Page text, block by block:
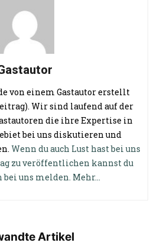
von einem Gastautor erstellt
Wir sind laufend auf der
die ihre Expertise in
bei uns diskutieren und
Wenn du auch Lust hast bei uns
zu veröffentlichen kannst du
uns melden. Mehr...
Artikel